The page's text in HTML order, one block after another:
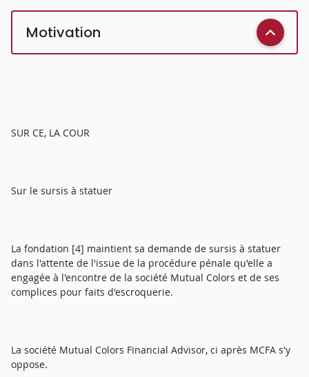
Motivation
SUR CE, LA COUR
Sur le sursis à statuer
La fondation [4] maintient sa demande de sursis à statuer
dans l'attente de l'issue de la procédure pénale qu'elle a
engagée à l'encontre de la société Mutual Colors et de ses
complices pour faits d'escroquerie.
La société Mutual Colors Financial Advisor, ci après MCFA s'y
oppose.